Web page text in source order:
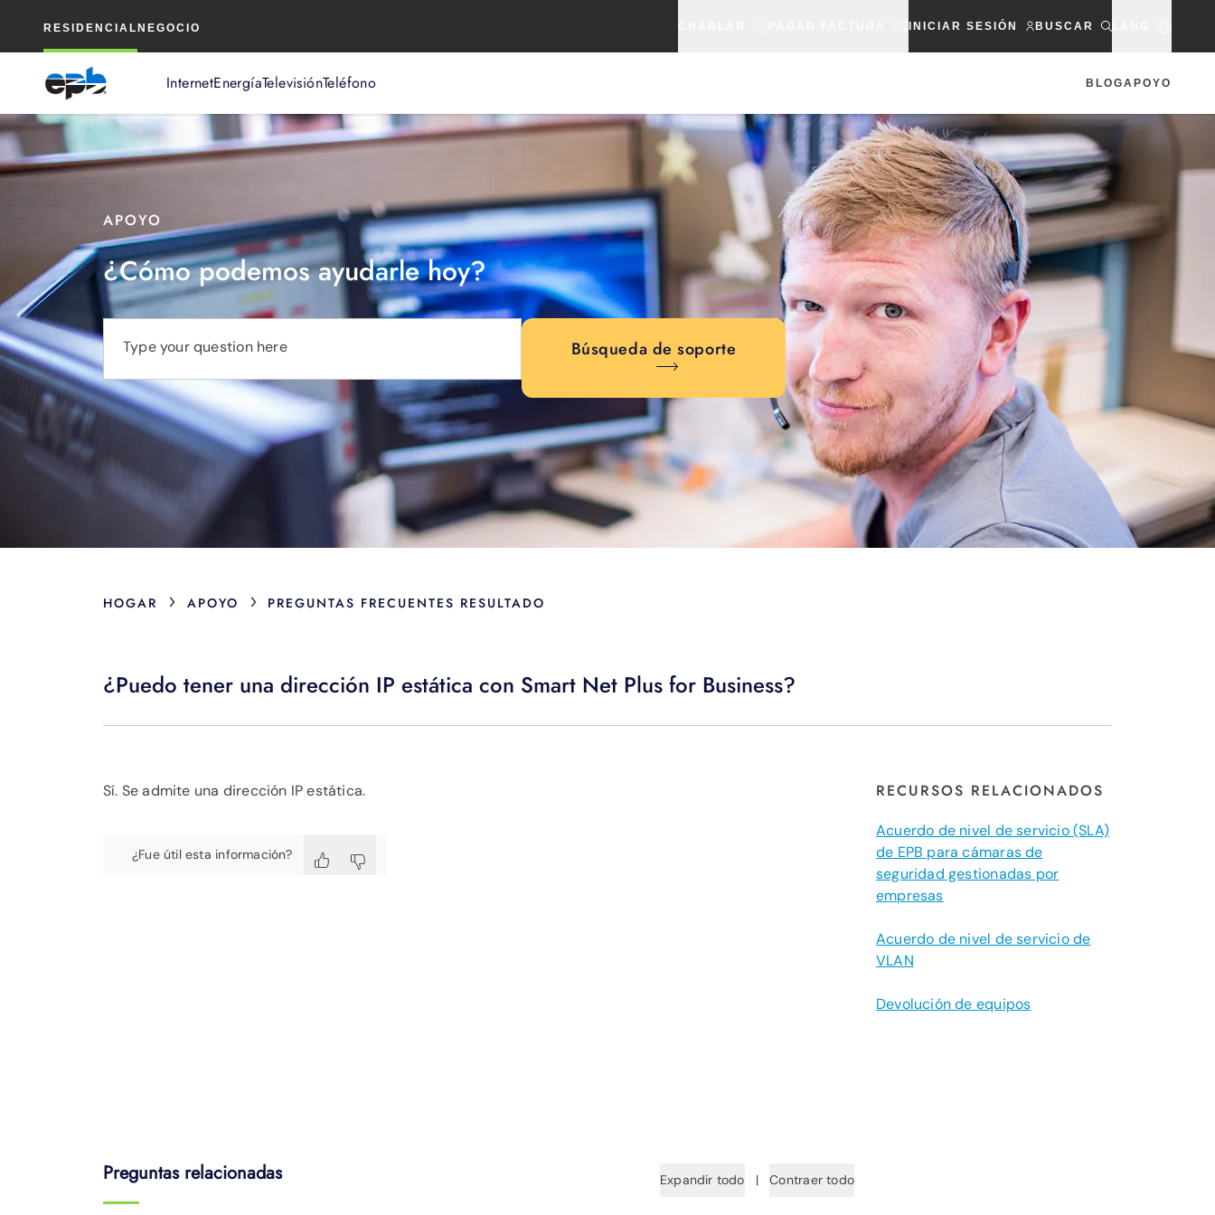
RESIDENCIAL NEGOCIO INICIAR SESIÓN BUSCAR
InternetEnergíaTelevisiónTeléfono BLOGAPOYO
principal
APOYO
¿Cómo podemos ayudarle hoy?
Type your question here Búsqueda de soporte
HOGAR › APOYO › PREGUNTAS FRECUENTES RESULTADO
¿Puedo tener una dirección IP estática con Smart Net Plus for Business?
Sí. Se admite una dirección IP estática.
¿Fue útil esta información?
RECURSOS RELACIONADOS
Acuerdo de nivel de servicio (SLA)
de EPB para cámaras de
seguridad gestionadas por
empresas
Acuerdo de nivel de servicio de
VLAN
Devolución de equipos
Preguntas relacionadas Expandir todo | Contraer todo